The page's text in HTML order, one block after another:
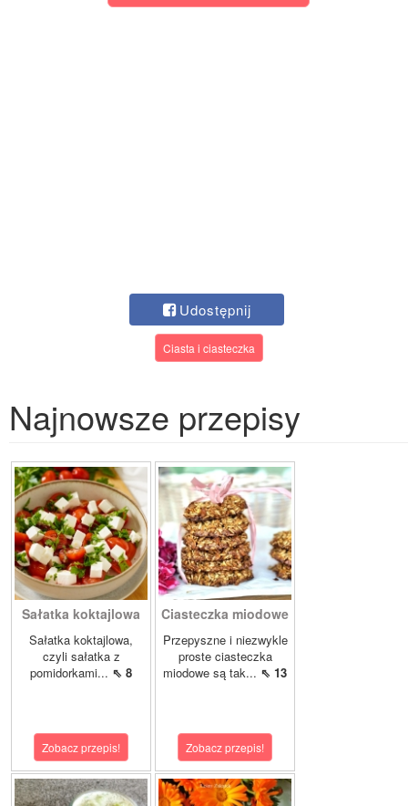
Udostępnij
Ciasta i ciasteczka
Najnowsze przepisy
Sałatka koktajlowa
Sałatka koktajlowa,
czyli sałatka z
pomidorkami... ⇖ 8
Zobacz przepis!
Ciasteczka miodowe
Przepyszne i niezwykle
proste ciasteczka
miodowe są tak... ⇖ 13
Zobacz przepis!